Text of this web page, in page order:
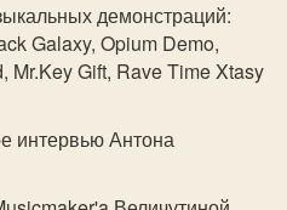
демонстраций:
Galaxy, Opium Demo,
Mr.Key Gift, Rave Time Xtasy
интервью Антона